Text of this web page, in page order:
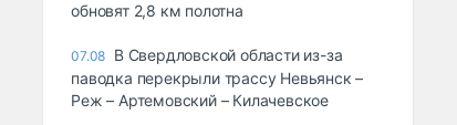
обновят 2,8 км полотна
07.08 В Свердловской области из-за
паводка перекрыли трассу Невьянск –
Реж – Артемовский – Килачевское